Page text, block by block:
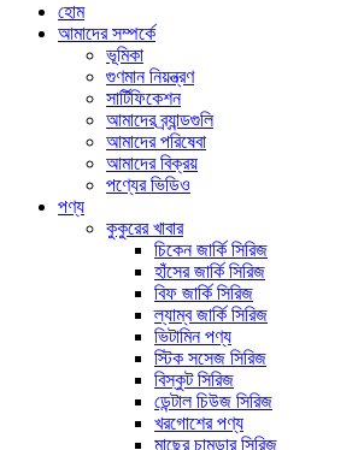
হোম
আমাদের সম্পর্কে
ভূমিকা
গুণমান নিয়ন্ত্রণ
সার্টিফিকেশন
আমাদের ব্র্যান্ডগুলি
আমাদের পরিষেবা
আমাদের বিক্রয়
পণ্যের ভিডিও
পণ্য
কুকুরের খাবার
চিকেন জার্কি সিরিজ
হাঁসের জার্কি সিরিজ
বিফ জার্কি সিরিজ
ল্যাম্ব জার্কি সিরিজ
ভিটামিন পণ্য
স্টিক সসেজ সিরিজ
বিস্কুট সিরিজ
ডেন্টাল চিউজ সিরিজ
খরগোশের পণ্য
মাছের চামড়ার সিরিজ